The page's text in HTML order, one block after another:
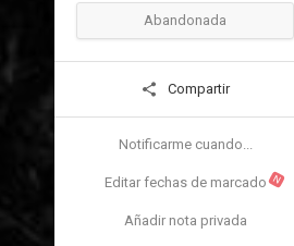
Abandonada
Compartir
Notificarme cuando...
Editar fechas de marcado N
Añadir nota privada